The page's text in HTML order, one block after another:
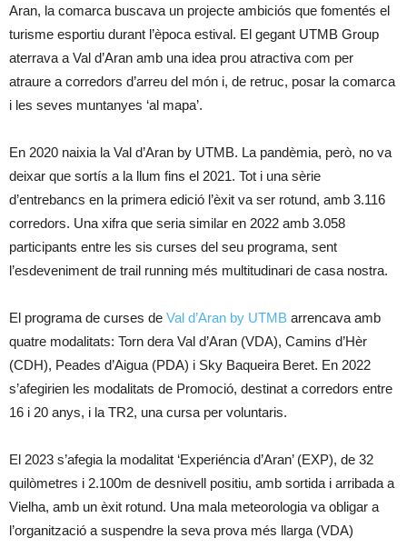
Aran, la comarca buscava un projecte ambiciós que fomentés el
turisme esportiu durant l’època estival. El gegant UTMB Group
aterrava a Val d’Aran amb una idea prou atractiva com per
atraure a corredors d’arreu del món i, de retruc, posar la comarca
i les seves muntanyes ‘al mapa’.
En 2020 naixia la Val d’Aran by UTMB. La pandèmia, però, no va
deixar que sortís a la llum fins el 2021. Tot i una sèrie
d’entrebancs en la primera edició l’èxit va ser rotund, amb 3.116
corredors. Una xifra que seria similar en 2022 amb 3.058
participants entre les sis curses del seu programa, sent
l’esdeveniment de trail running més multitudinari de casa nostra.
El programa de curses de Val d’Aran by UTMB arrencava amb
quatre modalitats: Torn dera Val d’Aran (VDA), Camins d’Hèr
(CDH), Peades d’Aigua (PDA) i Sky Baqueira Beret. En 2022
s’afegirien les modalitats de Promoció, destinat a corredors entre
16 i 20 anys, i la TR2, una cursa per voluntaris.
El 2023 s’afegia la modalitat ‘Experiéncia d’Aran’ (EXP), de 32
quilòmetres i 2.100m de desnivell positiu, amb sortida i arribada a
Vielha, amb un èxit rotund. Una mala meteorologia va obligar a
l’organització a suspendre la seva prova més llarga (VDA)